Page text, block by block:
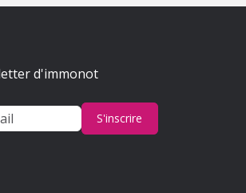
d'immonot
S'inscrire